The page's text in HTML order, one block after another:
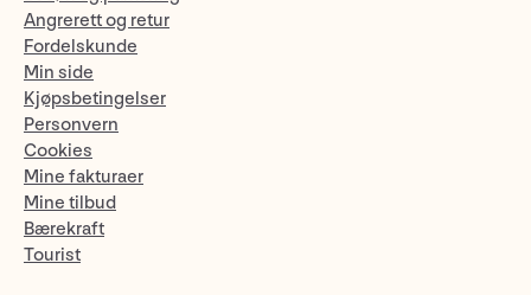
Angrerett og retur
Fordelskunde
Min side
Kjøpsbetingelser
Personvern
Cookies
Mine fakturaer
Mine tilbud
Bærekraft
Tourist